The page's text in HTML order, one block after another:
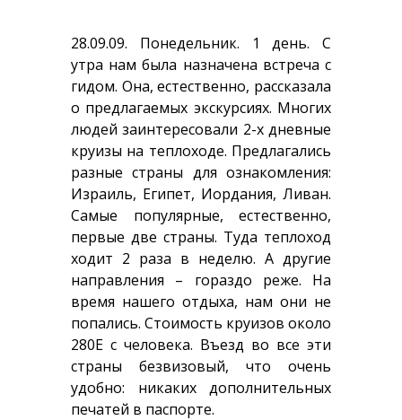
28.09.09. Понедельник. 1 день. С
утра нам была назначена встреча с
гидом. Она, естественно, рассказала
о предлагаемых экскурсиях. Многих
людей заинтересовали 2-х дневные
круизы на теплоходе. Предлагались
разные страны для ознакомления:
Израиль, Египет, Иордания, Ливан.
Самые популярные, естественно,
первые две страны. Туда теплоход
ходит 2 раза в неделю. А другие
направления – гораздо реже. На
время нашего отдыха, нам они не
попались. Стоимость круизов около
280Е с человека. Въезд во все эти
страны безвизовый, что очень
удобно: никаких дополнительных
печатей в паспорте.